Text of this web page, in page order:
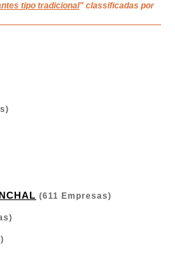
tipo tradicional" classificadas por
(611 Empresas)